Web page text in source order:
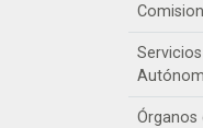
Órganos